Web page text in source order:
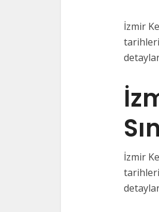
İzmir
İzmir